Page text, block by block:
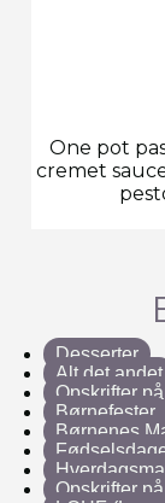
One pot
cremet
Desserter
Alt det andet
Opskrifter
Børnefester
Børnenes
Opskrifter